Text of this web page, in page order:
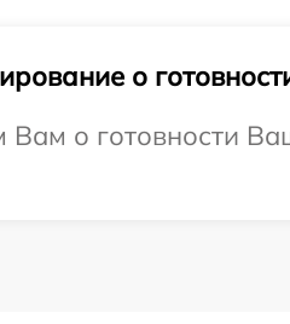
о
о готовности